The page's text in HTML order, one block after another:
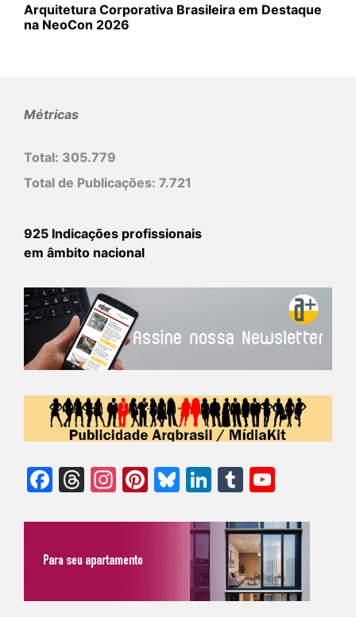
Arquitetura Corporativa Brasileira em Destaque
na NeoCon 2026
Métricas
Total: 305.779
Total de Publicações: 7.721
925 Indicações profissionais
em âmbito nacional
Facebook
Threads
Instagram
Pinterest
Bluesky
LinkedIn
Tumblr